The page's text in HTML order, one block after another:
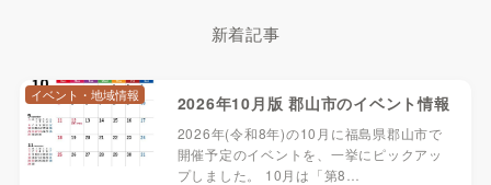
新着記事
2026年10月版 郡山市のイベント情報
2026年(令和8年)の10月に福島県郡山市で
開催予定のイベントを、一挙にピックアッ
プしました。 10月は「第8…
イベント・地域情報